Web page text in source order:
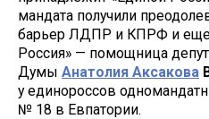
мандата получили
барьер ЛДПР и КПРФ и еще
Россия» — помощница
Думы Анатолия Аксакова
у единороссов
№ 18 в Евпатории.